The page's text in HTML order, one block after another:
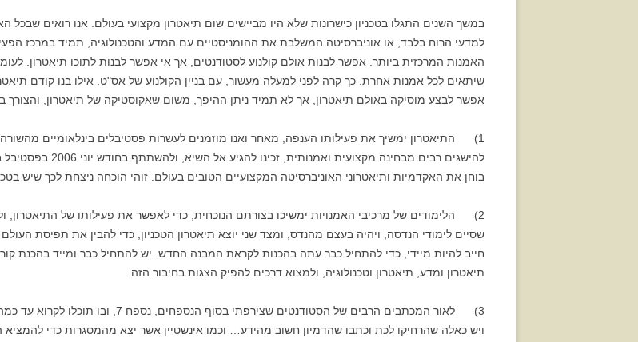
במשך השנים התגלו בטכניון כישרונות שלא היו מביישים שום תיאטרון מקצועי בעולם. אנו רואים שבכל
למדעי הרוח בלבד, או אוניברסיטה המשלבת את ההומניסטיים עם המדע והטכנולוגיה, תמיד במרכז
האמנות המרכזית ביותר. אפשר לבנות אולם קולנוע לסטודנטים, אך אי אפשר לבנות לתוכו תיאטרון.
שיתאים לכל אמנות אחרת. כך קרה לפני למעלה מעשור, עם בניין הקולנוע של אס"ט. אילו בנו קודם
אפשר לבצע מוסיקה באולם תיאטרון, אך לא תמיד ניתן ההיפך, משום שאקוסטיקה של תיאטרון, והצורך
1) התיאטרון ימשיך את פעילותו הענפה, מאחר ואנו מוזמנים לעשרות פסטיבלים בינלאומיים
להישגים רבים
בוחן את האקדמיות ותיאטרוני האוניברסיטה המקצועיים הטובים בעולם. זוהי הוכחה ניצחת לכך שיש
2) הלימודים של מרכיבי האמנויות ימשיכו בצורתם הנוכחית, כדי לאפשר את פעילותו של
שסיים לימודי הנדסה, ויהיה בעצם מהנדס, ומצד שני יוצא תיאטרון הטכניון, כדי להבין את תפיסת
חייב להיות מיידי, כדי להתחיל כבר עתה בהכנות לקראת המבנה החדש. יש להתחיל כבר ומייד בהכנת
תיאטרון ומדע, תיאטרון וטכנולוגיה, ולמצוא דרכים להפיק הצגות בחיבור הזה.
3) לאור המכתבים הרבים של הסטודנטים
ויש כאלה שהרחיקו לכת וכתבו שהדמיון חשוב מהידע… וכמו אינשטיין אשר יצא מהמסגרות כדי